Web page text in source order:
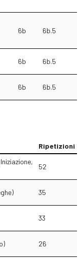
6b 6b.5
6b 6b.5
6b 6b.5
Ripetizioni
52
35
33
26